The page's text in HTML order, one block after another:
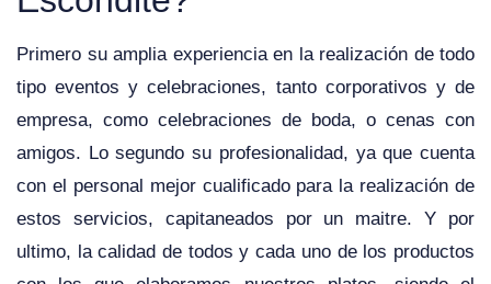
Primero su amplia experiencia en la realización de todo
tipo eventos y celebraciones, tanto corporativos y de
empresa, como celebraciones de boda, o cenas con
amigos. Lo segundo su profesionalidad, ya que cuenta
con el personal mejor cualificado para la realización de
estos servicios, capitaneados por un maitre. Y por
ultimo, la calidad de todos y cada uno de los productos